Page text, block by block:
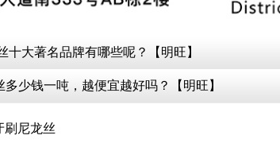
十大著名品牌有哪些呢？【明旺】
多少钱一吨，越便宜越好吗？【明旺】
刷尼龙丝